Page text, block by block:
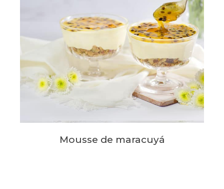
Mousse de maracuyá